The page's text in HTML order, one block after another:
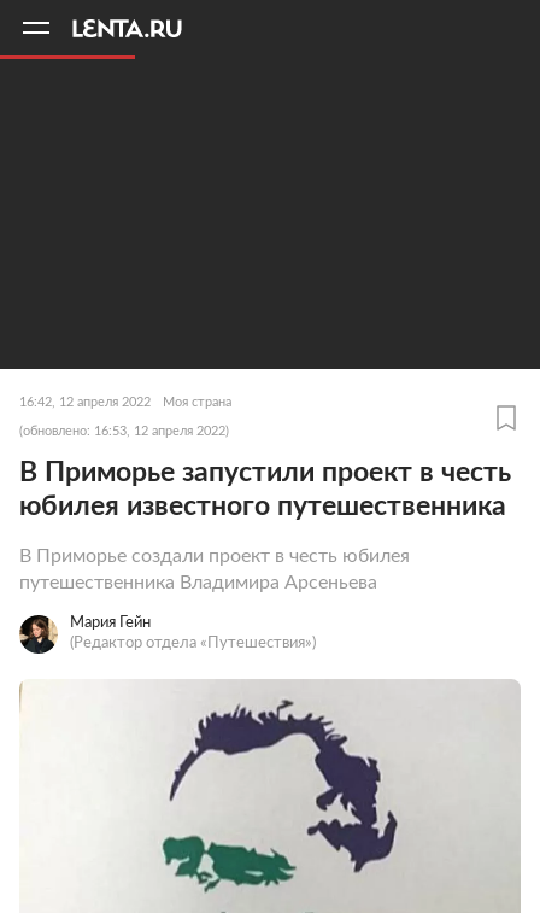
16:42, 12 апреля 2022 Моя страна
(обновлено: 16:53, 12 апреля 2022)
В Приморье запустили проект в честь
юбилея известного путешественника
В Приморье создали проект в честь юбилея
путешественника Владимира Арсеньева
Мария Гейн
(Редактор отдела «Путешествия»)